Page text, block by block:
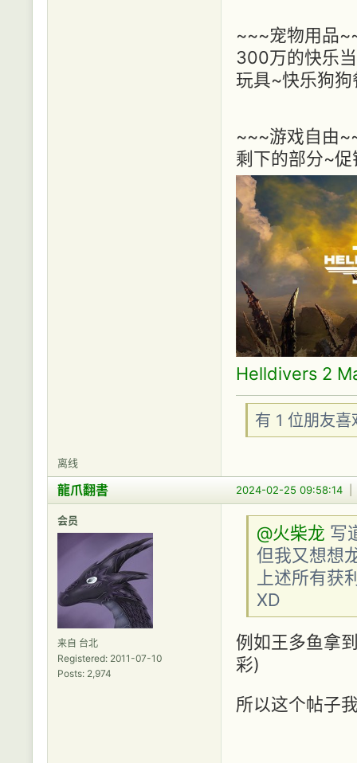
~~~宠物用品
300万的快乐
玩具~快乐狗狗
~~~游戏自由
剩下的部分~
Helldivers 2
有 1 位朋友
离线
2024-02-25 09:58:14
龍爪翻書
会员
来自 台北
Registered: 2011-07-10
Posts: 2,974
@火柴龙 写
但我又想想
上述所有
XD
例如王多鱼拿
彩)
所以这个帖